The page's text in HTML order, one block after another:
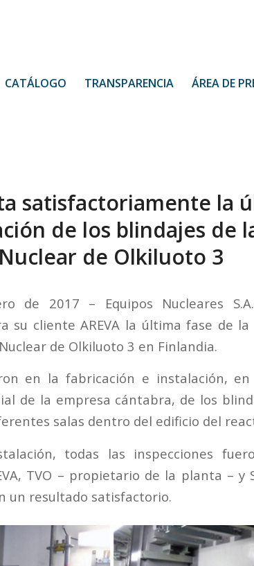
CATÁLOGO TRANSPARENCIA ÁREA DE
satisfactoriamente la
de los blindajes de
Nuclear de Olkiluoto 3
de 2017 – Equipos Nucleares
su cliente AREVA la última fase de
de Olkiluoto 3 en Finlandia.
en la fabricación e instalación, en
de la empresa cántabra, de los
salas dentro del edificio del
todas las inspecciones
TVO – propietario de la planta – y
un resultado satisfactorio.